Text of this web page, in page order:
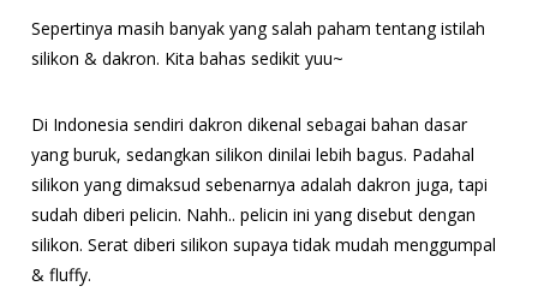
Sepertinya masih banyak yang salah paham tentang istilah
silikon & dakron. Kita bahas sedikit yuu~
Di Indonesia sendiri dakron dikenal sebagai bahan dasar
yang buruk, sedangkan silikon dinilai lebih bagus. Padahal
silikon yang dimaksud sebenarnya adalah dakron juga, tapi
sudah diberi pelicin. Nahh.. pelicin ini yang disebut dengan
silikon. Serat diberi silikon supaya tidak mudah menggumpal
& fluffy.